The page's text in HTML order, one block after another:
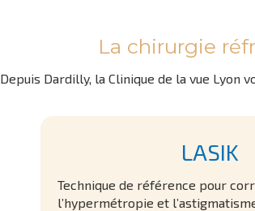
La chirurgie
Depuis Dardilly, la Clinique de la vue Lyon
LASIK
Technique de référence pour
l’hypermétropie et